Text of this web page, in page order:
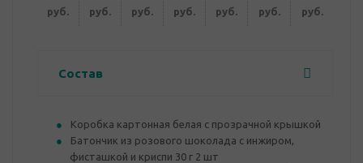
руб.
руб.
руб.
руб.
руб.
руб.
руб.
Состав
Коробка картонная белая с прозрачной крышкой
Батончик из розового шоколада с инжиром,
фисташкой и криспи 30 г 2 шт